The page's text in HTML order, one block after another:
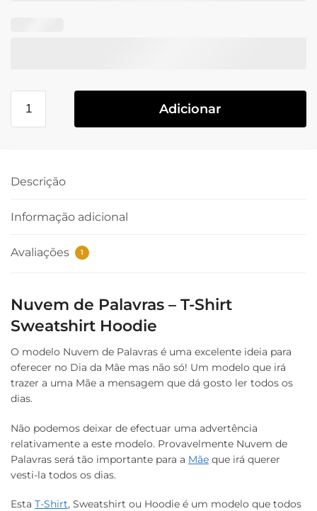
Adicionar
Descrição
Informação adicional
Avaliações 1
Nuvem de Palavras – T-Shirt
Sweatshirt Hoodie
O modelo Nuvem de Palavras é uma excelente ideia para
oferecer no Dia da Mãe mas não só! Um modelo que irá
trazer a uma Mãe a mensagem que dá gosto ler todos os
dias.
Não podemos deixar de efectuar uma advertência
relativamente a este modelo. Provavelmente Nuvem de
Palavras será tão importante para a Mãe que irá querer
vesti-la todos os dias.
Esta T-Shirt, Sweatshirt ou Hoodie é um modelo que todos